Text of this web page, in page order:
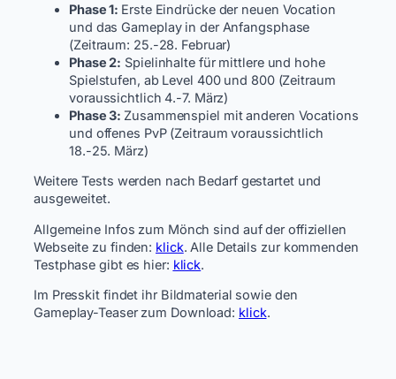
Phase 1: Erste Eindrücke der neuen Vocation
und das Gameplay in der Anfangsphase
(Zeitraum: 25.-28. Februar)
Phase 2: Spielinhalte für mittlere und hohe
Spielstufen, ab Level 400 und 800 (Zeitraum
voraussichtlich 4.-7. März)
Phase 3: Zusammenspiel mit anderen Vocations
und offenes PvP (Zeitraum voraussichtlich
18.-25. März)
Weitere Tests werden nach Bedarf gestartet und
ausgeweitet.
Allgemeine Infos zum Mönch sind auf der offiziellen
Webseite zu finden: klick. Alle Details zur kommenden
Testphase gibt es hier: klick.
Im Presskit findet ihr Bildmaterial sowie den
Gameplay-Teaser zum Download: klick.